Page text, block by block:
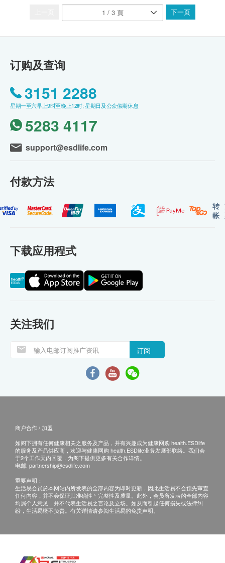
下一页
订购及查询
3151 2288
星期一至六早上9时至晚上12时; 星期日及公众假期休息
5283 4117
support@esdlife.com
付款方法
转
帐
下载应用程式
关注我们
订阅
商户合作 / 加盟
如阁下拥有任何健康相关之服务及产品，并有兴趣成为健康网购 health.ESDlife
的服务及产品供应商，欢迎与健康网购 health.ESDlife业务发展部联络。我们会
于2个工作天内回覆，为阁下提供更多有关合作详情。
电邮: partnership@esdlife.com
重要声明：
生活易会员於本网站内所发表的全部内容为即时更新，因此生活易不会预先审查
任何内容，并不会保证其准确性丶完整性及质量。此外，会员所发表的全部内容
均属个人意见，并不代表生活易之言论及立场。如从而引起任何损失或法律纠
纷，生活易概不负责。有关详情请参阅生活易的免责声明。